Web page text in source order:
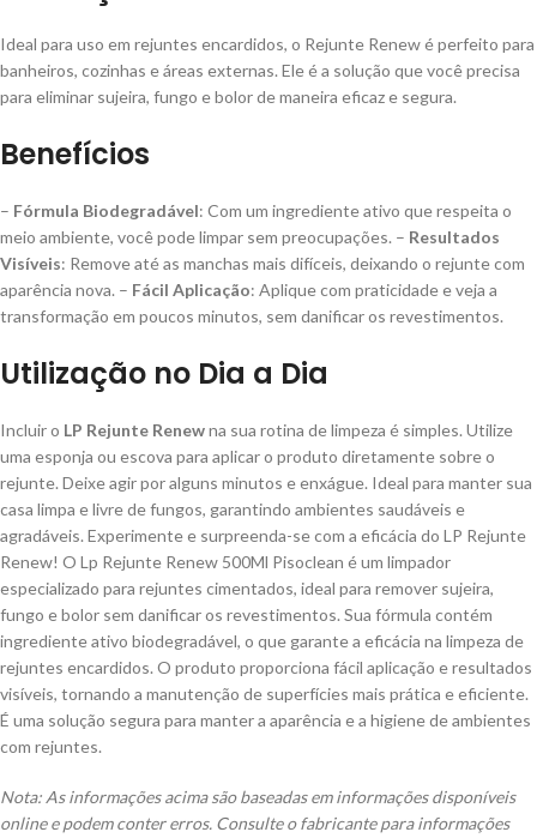
Ideal para uso em rejuntes encardidos, o Rejunte Renew é perfeito para
banheiros, cozinhas e áreas externas. Ele é a solução que você precisa
para eliminar sujeira, fungo e bolor de maneira eficaz e segura.
Benefícios
– Fórmula Biodegradável: Com um ingrediente ativo que respeita o
meio ambiente, você pode limpar sem preocupações. – Resultados
Visíveis: Remove até as manchas mais difíceis, deixando o rejunte com
aparência nova. – Fácil Aplicação: Aplique com praticidade e veja a
transformação em poucos minutos, sem danificar os revestimentos.
Utilização no Dia a Dia
Incluir o LP Rejunte Renewna sua rotina de limpeza é simples. Utilize
uma esponja ou escova para aplicar o produto diretamente sobre o
rejunte. Deixe agir por alguns minutos e enxágue. Ideal para manter sua
casa limpa e livre de fungos, garantindo ambientes saudáveis e
agradáveis. Experimente e surpreenda-se com a eficácia do LP Rejunte
Renew! O Lp Rejunte Renew 500Ml Pisoclean é um limpador
especializado para rejuntes cimentados, ideal para remover sujeira,
fungo e bolor sem danificar os revestimentos. Sua fórmula contém
ingrediente ativo biodegradável, o que garante a eficácia na limpeza de
rejuntes encardidos. O produto proporciona fácil aplicação e resultados
visíveis, tornando a manutenção de superfícies mais prática e eficiente.
É uma solução segura para manter a aparência e a higiene de ambientes
com rejuntes.
Nota: As informações acima são baseadas em informações disponíveis
online e podem conter erros. Consulte o fabricante para informações